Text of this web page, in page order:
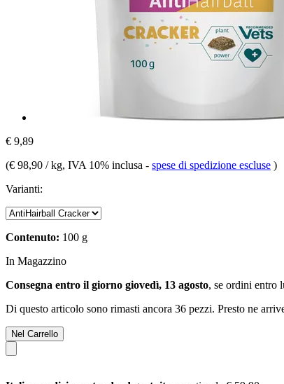
€ 9,89
(€ 98,90 / kg, IVA 10% inclusa - spese di spedizione escluse )
Varianti:
Contenuto: 100 g
In Magazzino
Consegna entro il giorno giovedì, 13 agosto, se ordini entro
Di questo articolo sono rimasti ancora 36 pezzi. Presto ne
Nel Carrello